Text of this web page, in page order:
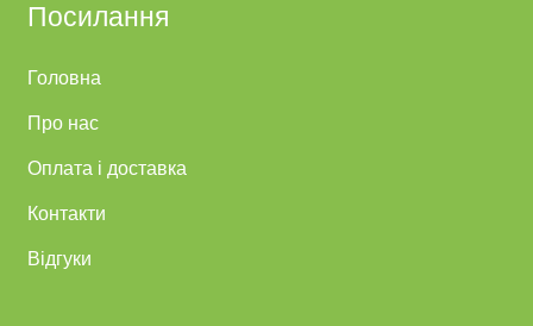
Посилання
Головна
Про нас
Оплата і доставка
Контакти
Відгуки